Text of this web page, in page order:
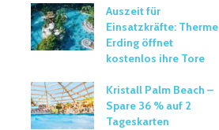
Auszeit für
Einsatzkräfte: Therme
Erding öffnet
kostenlos ihre Tore
Kristall Palm Beach –
Spare 36 % auf 2
Tageskarten